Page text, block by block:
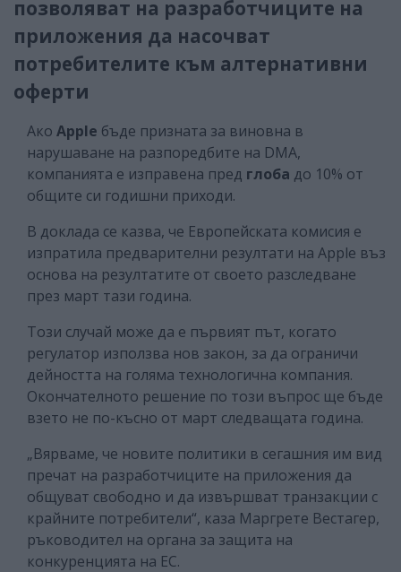
позволяват на разработчиците на
приложения да насочват
потребителите към алтернативни
оферти
Ако Apple бъде призната за виновна в
нарушаване на разпоредбите на DMA,
компанията е изправена пред глоба до 10% от
общите си годишни приходи.
В доклада се казва, че Европейската комисия е
изпратила предварителни резултати на Apple въз
основа на резултатите от своето разследване
през март тази година.
Този случай може да е първият път, когато
регулатор използва нов закон, за да ограничи
дейността на голяма технологична компания.
Окончателното решение по този въпрос ще бъде
взето не по-късно от март следващата година.
„Вярваме, че новите политики в сегашния им вид
пречат на разработчиците на приложения да
общуват свободно и да извършват транзакции с
крайните потребители“, каза Маргрете Вестагер,
ръководител на органа за защита на
конкуренцията на ЕС.